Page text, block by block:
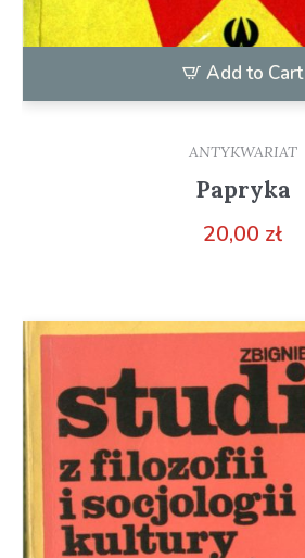
Add to Cart
ANTYKWARIAT
Papryka
20,00 zł